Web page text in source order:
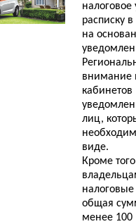
расписку
на
внимание
лиц,
виде.
Кроме
общая
менее 100